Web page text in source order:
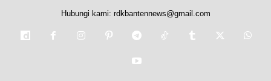
Hubungi kami: rdkbantennews@gmail.com